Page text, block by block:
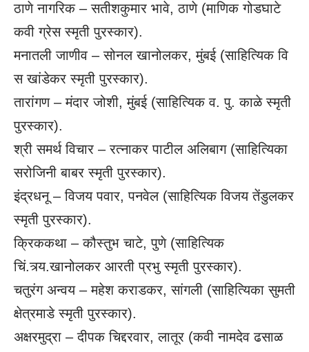
ठाणे नागरिक – सतीशकुमार भावे, ठाणे (माणिक गोडघाटे
कवी ग्रेस स्मृती पुरस्कार).
मनातली जाणीव – सोनल खानोलकर, मुंबई (साहित्यिक वि
स खांडेकर स्मृती पुरस्कार).
तारांगण – मंदार जोशी, मुंबई (साहित्यिक व. पु. काळे स्मृती
पुरस्कार).
श्री समर्थ विचार – रत्नाकर पाटील अलिबाग (साहित्यिका
सरोजिनी बाबर स्मृती पुरस्कार).
इंद्रधनू – विजय पवार, पनवेल (साहित्यिक विजय तेंडुलकर
स्मृती पुरस्कार).
क्रिककथा – कौस्तुभ चाटे, पुणे (साहित्यिक
चिं.त्र्य.खानोलकर आरती प्रभु स्मृती पुरस्कार).
चतुरंग अन्वय – महेश कराडकर, सांगली (साहित्यिका सुमती
क्षेत्रमाडे स्मृती पुरस्कार).
अक्षरमुद्रा – दीपक चिद्दरवार, लातूर (कवी नामदेव ढसाळ